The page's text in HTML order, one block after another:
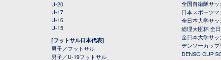
U-20
U-17
U-16
U-15
[フットサル日本代表]
男子／フットサル
男子／U-19フットサル
全国自衛隊サ
日本スポーツ
全日本大学サ
総理大臣杯 全
全日本大学サ
デンソーカッ
DENSO CUP